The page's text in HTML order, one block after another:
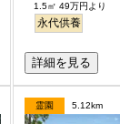
1.5㎡ 49万円より
永代供養
詳細を見る
霊園 5.12km